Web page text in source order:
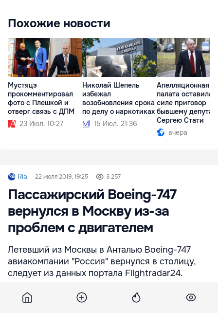
Похожие новости
Мустяцэ
прокомментировал
фото с Плешкой и
отверг связь с ДПМ
23 Июл. 10:27
Николай Шепель
избежал
возобновления срока
по делу о наркотиках
15 Июл. 21:36
Апелляционная
палата оставила в
силе приговор
бывшему
Сергею Стати
вчера
Ria 22 июля 2019, 19:25 3 257
Пассажирский Boeing-747
вернулся в Москву из-за
проблем с двигателем
Летевший из Москвы в Анталью Boeing-747
авиакомпании "Россия" вернулся в столицу,
следует из данных портала Flightradar24.